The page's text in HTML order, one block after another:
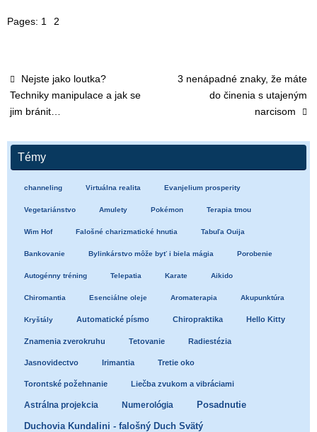
Pages: 1 2
Nejste jako loutka?
Techniky manipulace a jak se
jim bránit…
3 nenápadné znaky, že máte
do činenia s utajeným
narcisom
Témy
channeling Virtuálna realita Evanjelium prosperity
Vegetariánstvo Amulety Pokémon Terapia tmou
Wim Hof Falošné charizmatické hnutia Tabuľa Ouija
Bankovanie Bylinkárstvo môže byť i biela mágia Porobenie
Autogénny tréning Telepatia Karate Aikido
Chiromantia Esenciálne oleje Aromaterapia Akupunktúra
Kryštály Automatické písmo Chiropraktika Hello Kitty
Znamenia zverokruhu Tetovanie Radiestézia
Jasnovidectvo Irimantia Tretie oko
Torontské požehnanie Liečba zvukom a vibráciami
Astrálna projekcia Numerológia
Posadnutie
Duchovia Kundalini - falošný Duch Svätý